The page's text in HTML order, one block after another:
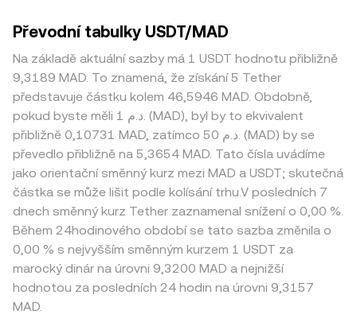
Převodní tabulky USDT/MAD
Na základě aktuální sazby má 1 USDT hodnotu přibližně
9,3189 MAD. To znamená, že získání 5 Tether
představuje částku kolem 46,5946 MAD. Obdobně,
pokud byste měli 1 د.م. (MAD), byl by to ekvivalent
přibližně 0,10731 MAD, zatímco 50 د.م. (MAD) by se
převedlo přibližně na 5,3654 MAD. Tato čísla uvádíme
jako orientační směnný kurz mezi MAD a USDT; skutečná
částka se může lišit podle kolísání trhu.V posledních 7
dnech směnný kurz Tether zaznamenal snížení o 0,00 %.
Během 24hodinového období se tato sazba změnila o
0,00 % s nejvyšším směnným kurzem 1 USDT za
marocký dinár na úrovni 9,3200 MAD a nejnižší
hodnotou za posledních 24 hodin na úrovni 9,3157
MAD.